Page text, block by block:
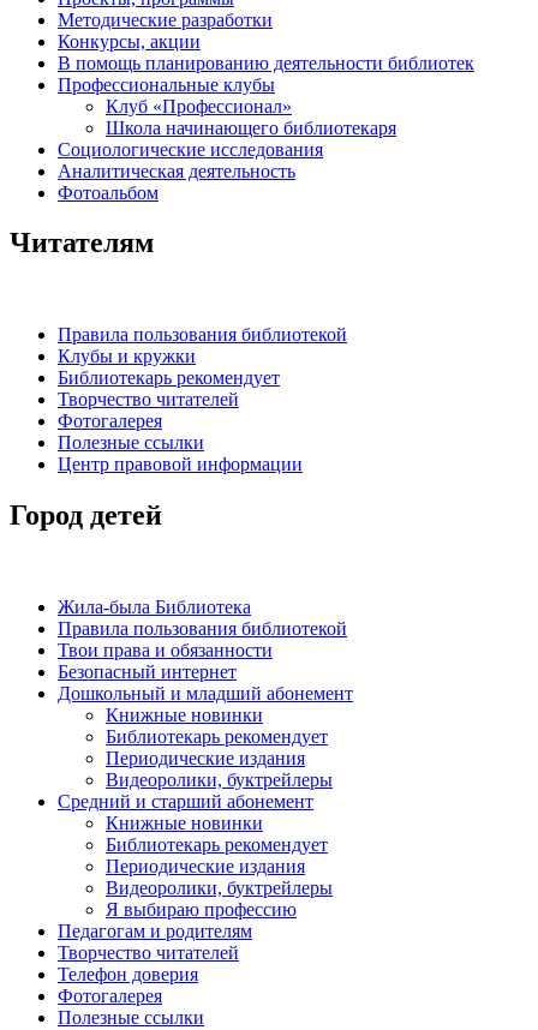
Методические разработки
Конкурсы, акции
В помощь планированию деятельности библиотек
Профессиональные клубы
Клуб «Профессионал»
Школа начинающего библиотекаря
Социологические исследования
Аналитическая деятельность
Фотоальбом
Читателям
Правила пользования библиотекой
Клубы и кружки
Библиотекарь рекомендует
Творчество читателей
Фотогалерея
Полезные ссылки
Центр правовой информации
Город детей
Жила-была Библиотека
Правила пользования библиотекой
Твои права и обязанности
Безопасный интернет
Дошкольный и младший абонемент
Книжные новинки
Библиотекарь рекомендует
Периодические издания
Видеоролики, буктрейлеры
Средний и старший абонемент
Книжные новинки
Библиотекарь рекомендует
Периодические издания
Видеоролики, буктрейлеры
Я выбираю профессию
Педагогам и родителям
Творчество читателей
Телефон доверия
Фотогалерея
Полезные ссылки